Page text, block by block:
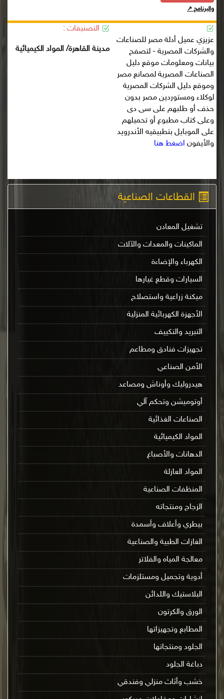
القطاعات الصناعية
تشغيل المعادن
الماكينات والمعدات والآلات
الكهرباء والإضاءة
السيارات وقطع غيارها
ميكنة زراعية واستصلاح
الأجهزة الكهربائية المنزلية
التبريد والتكييف
تجهيزات فنادق ومطاعم
الأمن الصناعي
هيدروليك وأوناش ومصاعد
أوتوميشن وتحكم آلي
الصناعات الغذائية
المواد الكيميائية
الدهانات والأصباغ
المواد العازلة
المنظفات الصناعية
الزجاج ومنتجاته
بيطري وأعلاف وأسمدة
الغازات الطبية والصناعية
معالجة المياه والفلاتر
أدوية وتجميل ومستلزمات
البلاستيك واللدائن
الورق والكرتون
المطابع وتجهيزاتها
الجلود ومنتجاتها
دباغة الجلود
خشب وأثاث منزلي وفندقي
والبرنامج ↗
التصنيفات :
مدينة القاهرة/ المواد الكيميائية
عزيزي عميل أدلة مصر للصناعات
والشركات المصرية - لتصفح
بيانات ومعلومات موقع دليل
الصناعات المصرية لمصانع مصر
وموقع دليل الشركات المصرية
لوكلاء ومستوردين مصر بدون
حذف أو طلبهم على سى دى
وعلى كتاب مطبوع أو تحميلهم
على الموبايل بتطبيقيه الأندرويد
والأيفون اضغط هنا